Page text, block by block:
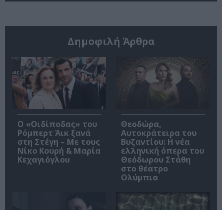
Δημοφιλή Άρθρα
O «Οιδίποδας» του
Ρόμπερτ Άικ ξανά
στη Στέγη – Με τους
Νίκο Κουρή & Μαρία
Κεχαγιόγλου
Θεοδώρα,
Αυτοκράτειρα του
Βυζαντίου: Η νέα
ελληνική όπερα του
Θεόδωρου Στάθη
στο θέατρο
Ολύμπια